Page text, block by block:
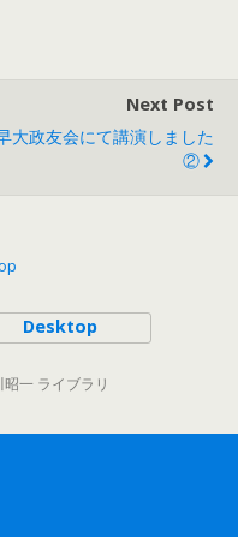
Next Post
大政友会にて講演しました
②
Desktop
一 ライブラリ